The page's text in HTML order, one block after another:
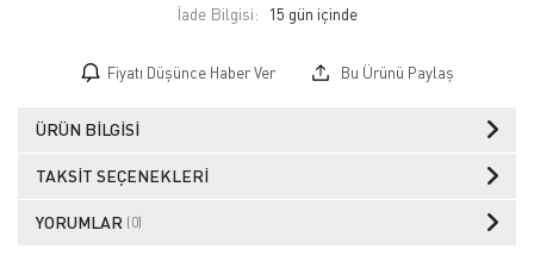
İade Bilgisi:
Fiyatı Düşünce Haber Ver Bu Ürünü Paylaş
ÜRÜN BILGISI
TAKSIT SEÇENEKLERI
YORUMLAR (0)